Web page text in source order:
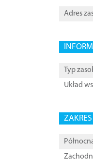
Adres
Typ
Układ